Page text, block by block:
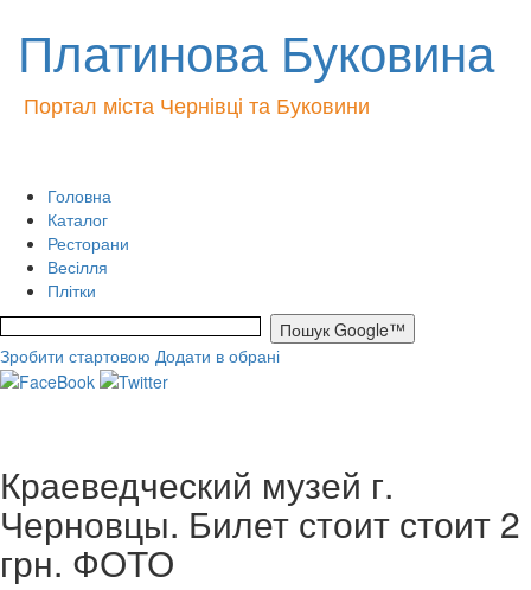
Платинова Буковина
Портал міста Чернівці та Буковини
Головна
Каталог
Ресторани
Весілля
Плітки
Зробити стартовою Додати в обрані
Краеведческий музей г.
Черновцы. Билет стоит стоит 2
грн. ФОТО